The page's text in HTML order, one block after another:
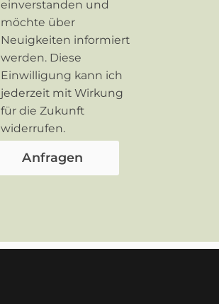
einverstanden und
möchte über
Neuigkeiten informiert
werden. Diese
Einwilligung kann ich
jederzeit mit Wirkung
für die Zukunft
widerrufen.